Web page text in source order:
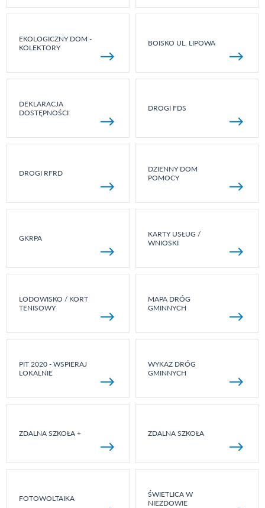
EKOLOGICZNY DOM -
KOLEKTORY
BOISKO UL. LIPOWA
DEKLARACJA
DOSTĘPNOŚCI
DROGI FDS
DROGI RFRD
DZIENNY DOM
POMOCY
GKRPA
KARTY USŁUG /
WNIOSKI
LODOWISKO / KORT
TENISOWY
MAPA DRÓG
GMINNYCH
PIT 2020 - WSPIERAJ
LOKALNIE
WYKAZ DRÓG
GMINNYCH
ZDALNA SZKOŁA + ZDALNA SZKOŁA
FOTOWOLTAIKA
ŚWIETLICA W
NIEZDOWIE